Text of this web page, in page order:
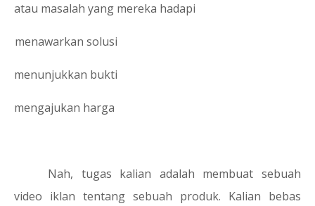
atau masalah yang mereka hadapi
menawarkan solusi
menunjukkan bukti
mengajukan harga
Nah, tugas kalian adalah membuat sebuah
video iklan tentang sebuah produk. Kalian bebas